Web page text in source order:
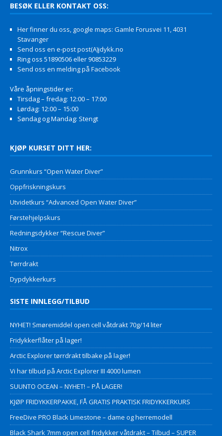
BESØK ELLER KONTAKT OSS:
Her finner du oss, google maps: Gamle Forusvei 11, 4031
Stavanger
Send oss en e-post post(A)jdykk.no
Ring oss 51890506 eller 90853229
Send oss en melding på Facebook
Våre åpningstider er:
Tirsdag – fredag: 12:00 – 17:00
Lørdag: 12:00 – 15:00
Søndag og Mandag: Stengt
KJØP KURSET DITT HER:
Grunnkurs “Open Water Diver”
Oppfriskningskurs
Utvidetkurs “Advanced Open Water Diver”
Førstehjelpskurs
Redningsdykker “Rescue Diver”
Nitrox
Tørrdrakt
Dypdykkerkurs
SISTE INNLEGG/TILBUD
NYHET! Smøremiddel open cell våtdrakt 70g/14 liter
Fridykkerflåter på lager!
Arctic Explorer tørrdrakt tilbake på lager!
Vi har tilbud på Arctic Explorer III 4000 lumen
SUUNTO OCEAN – NYHET! – PÅ LAGER!
KJØP FRIDYKKERPAKKE, FÅ GRATIS PRAKTISK FRIDYKKERKURS
FreeDive PRO Black Limestone – dame og herremodell
Black Shark 7mm open cell fridykker våtdrakt – Tilbud – SUPER